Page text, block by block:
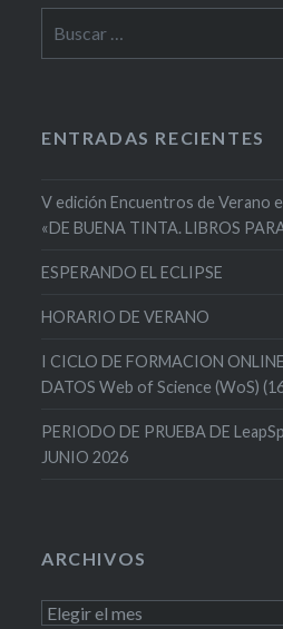
ENTRADAS RECIENTES
V edición Encuentros de Verano
«DE BUENA TINTA. LIBROS
ESPERANDO EL ECLIPSE
HORARIO DE VERANO
I CICLO DE FORMACION
DATOS Web of Science (WoS)
PERIODO DE PRUEBA DE
JUNIO 2026
ARCHIVOS
Archivos